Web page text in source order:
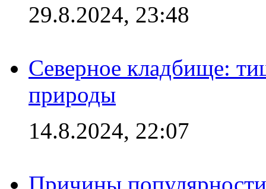
29.8.2024, 23:48
Северное кладбище:
природы
14.8.2024, 22:07
Причины